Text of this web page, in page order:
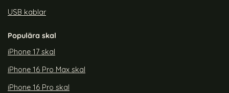
USB kablar
Populära skal
iPhone 17 skal
iPhone 16 Pro Max skal
iPhone 16 Pro skal